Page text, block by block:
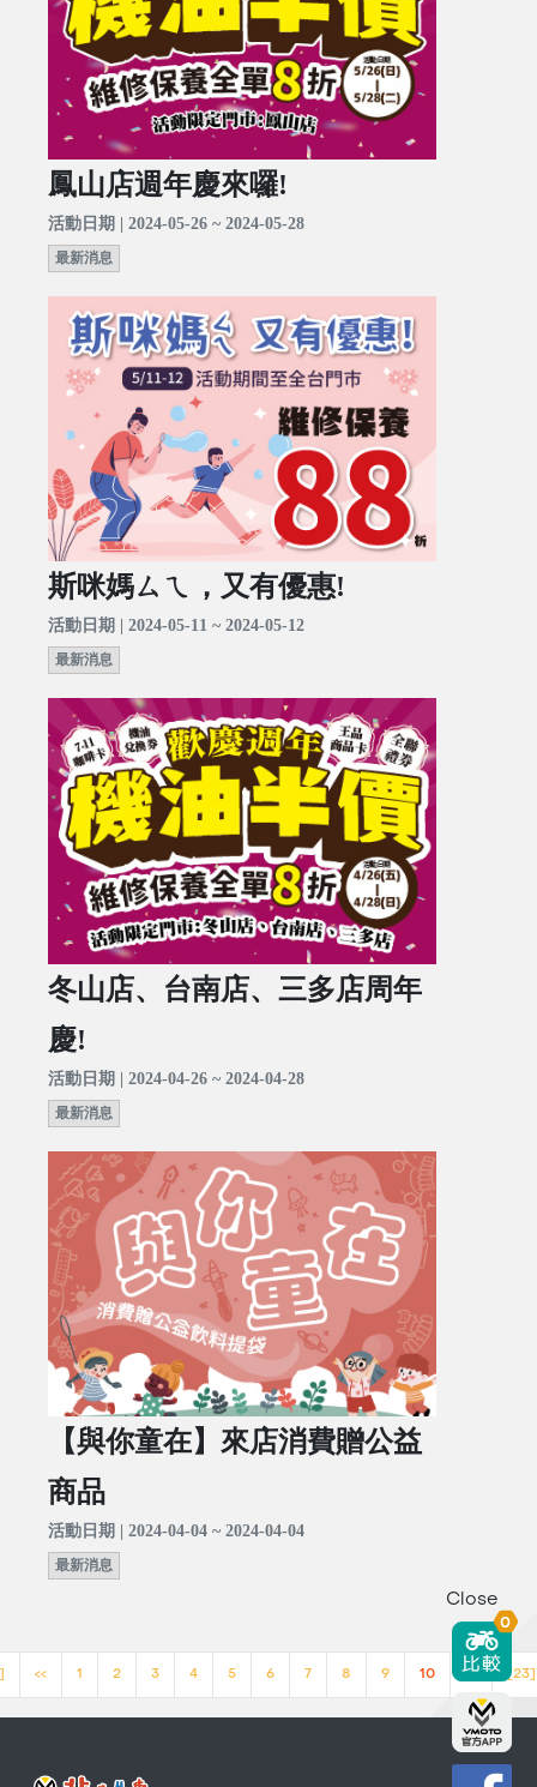
鳳山店週年慶來囉!
活動日期 | 2024-05-26 ~ 2024-05-28
最新消息
斯咪媽ㄙㄟ，又有優惠!
活動日期 | 2024-05-11 ~ 2024-05-12
最新消息
冬山店、台南店、三多店周年
慶!
活動日期 | 2024-04-26 ~ 2024-04-28
最新消息
【與你童在】來店消費贈公益
商品
活動日期 | 2024-04-04 ~ 2024-04-04
最新消息
<< 1 2 3 4 5 6 7 8 9 10 >> [23]
Close
0